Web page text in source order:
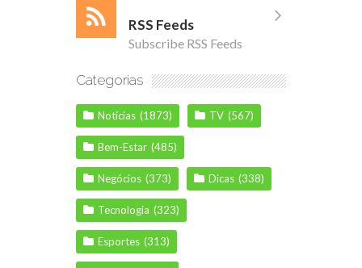
RSS Feeds
Subscribe RSS Feeds
Categorias
Notícias (1873) TV (567)
Bem-Estar (485)
Negócios (373) Dicas (338)
Tecnologia (323)
Esportes (313)